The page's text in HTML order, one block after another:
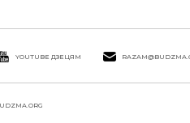
YOUTUBE ДЗЕЦЯМ